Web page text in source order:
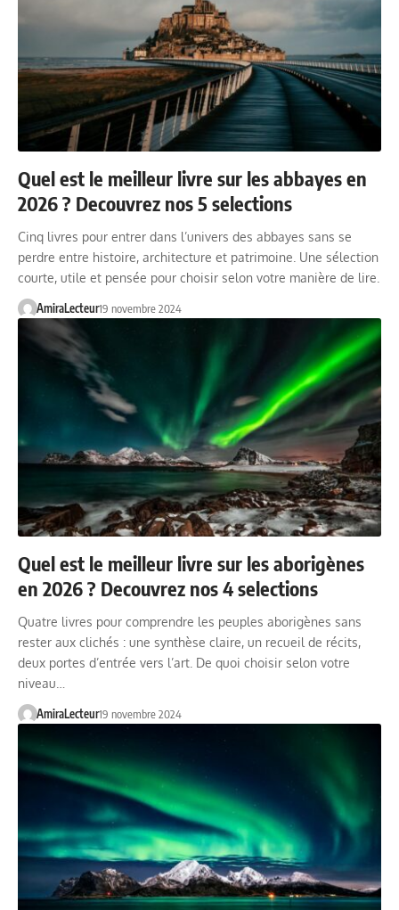
Quel est le meilleur livre sur les abbayes en
2026 ? Decouvrez nos 5 selections
Cinq livres pour entrer dans l’univers des abbayes sans se
perdre entre histoire, architecture et patrimoine. Une sélection
courte, utile et pensée pour choisir selon votre manière de lire.
AmiraLecteur19 novembre 2024
Quel est le meilleur livre sur les aborigènes
en 2026 ? Decouvrez nos 4 selections
Quatre livres pour comprendre les peuples aborigènes sans
rester aux clichés : une synthèse claire, un recueil de récits,
deux portes d’entrée vers l’art. De quoi choisir selon votre
niveau…
AmiraLecteur19 novembre 2024